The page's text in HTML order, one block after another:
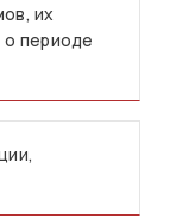
их
о периоде